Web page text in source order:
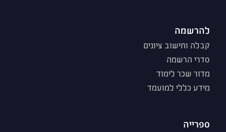
להרשמה
קבלה וחישוב ציונים
סדרי הרשמה
מדור שכר לימוד
מידע כללי למועמד
ספרייה